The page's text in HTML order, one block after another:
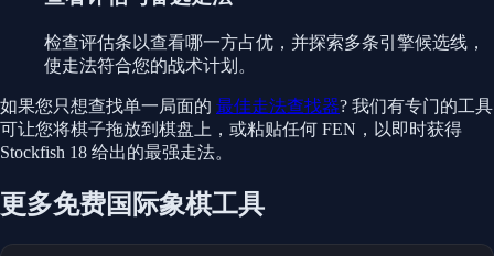
检查评估条以查看哪一方占优，并探索多条引擎候选线，
使走法符合您的战术计划。
如果您只想查找单一局面的 最佳走法查找器? 我们有专门的工具
可让您将棋子拖放到棋盘上，或粘贴任何 FEN，以即时获得
Stockfish 18 给出的最强走法。
更多免费国际象棋工具